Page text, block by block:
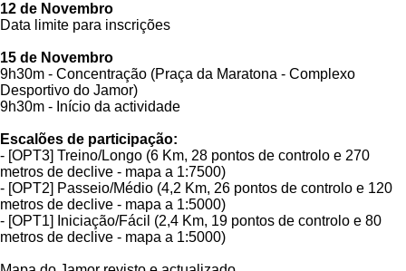
12 de Novembro
Data limite para inscrições
15 de Novembro
9h30m - Concentração (Praça da Maratona - Complexo
Desportivo do Jamor)
9h30m - Início da actividade
Escalões de participação:
- [OPT3] Treino/Longo (6 Km, 28 pontos de controlo e 270
metros de declive - mapa a 1:7500)
- [OPT2] Passeio/Médio (4,2 Km, 26 pontos de controlo e 120
metros de declive - mapa a 1:5000)
- [OPT1] Iniciação/Fácil (2,4 Km, 19 pontos de controlo e 80
metros de declive - mapa a 1:5000)